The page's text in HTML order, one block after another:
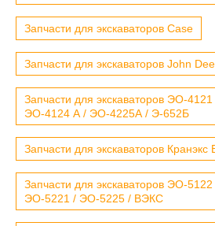
Запчасти для экскаваторов Case
Запчасти для экскаваторов John
Запчасти для экскаваторов ЭО-
ЭО-4124 А / ЭО-4225А / Э-652Б
Запчасти для экскаваторов Кранэкс
Запчасти для экскаваторов ЭО-
ЭО-5221 / ЭО-5225 / ВЭКС